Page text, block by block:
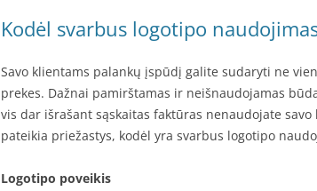
Kodėl svarbus logotipo
Savo klientams palankų įspūdį galite sudaryti ne
prekes. Dažnai pamirštamas ir neišnaudojamas
vis dar išrašant sąskaitas faktūras nenaudojate
pateikia priežastys, kodėl yra svarbus logotipo
Logotipo poveikis